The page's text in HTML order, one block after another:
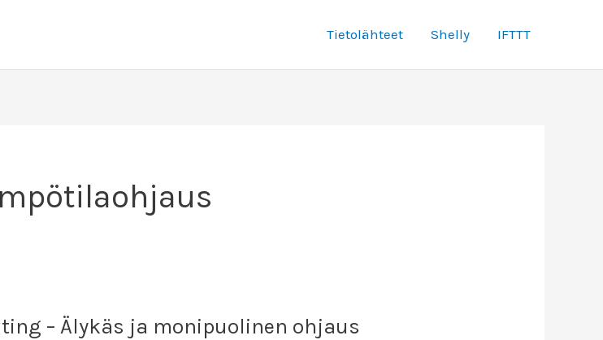
Tietolähteet Shelly IFTTT
– Älykäs ja monipuolinen ohjaus